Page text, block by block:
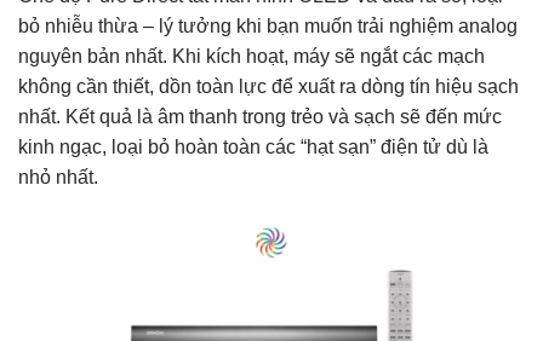
bỏ nhiễu thừa – lý tưởng khi bạn muốn trải nghiệm analog
nguyên bản nhất. Khi kích hoạt, máy sẽ ngắt các mạch
không cần thiết, dồn toàn lực để xuất ra dòng tín hiệu sạch
nhất. Kết quả là âm thanh trong trẻo và sạch sẽ đến mức
kinh ngạc, loại bỏ hoàn toàn các “hạt sạn” điện tử dù là
nhỏ nhất.